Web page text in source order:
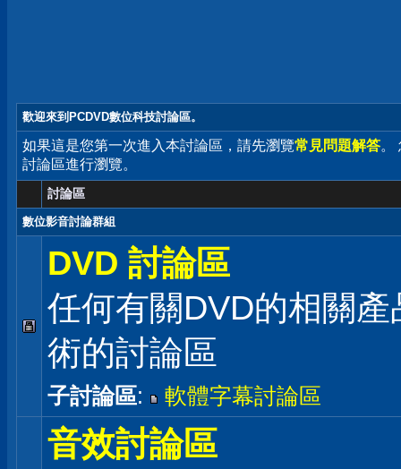
歡迎來到PCDVD數位科技討論區。
如果這是您第一次進入本討論區，請先瀏覽常見問題解答。
討論區進行瀏覽。
討論區
數位影音討論群組
DVD 討論區
任何有關DVD的相關
術的討論區
子討論區: 軟體字幕討論區
音效討論區